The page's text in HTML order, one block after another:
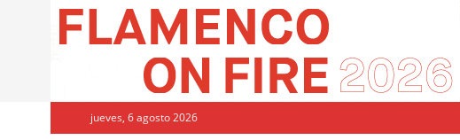
jueves, 6 agosto 2026